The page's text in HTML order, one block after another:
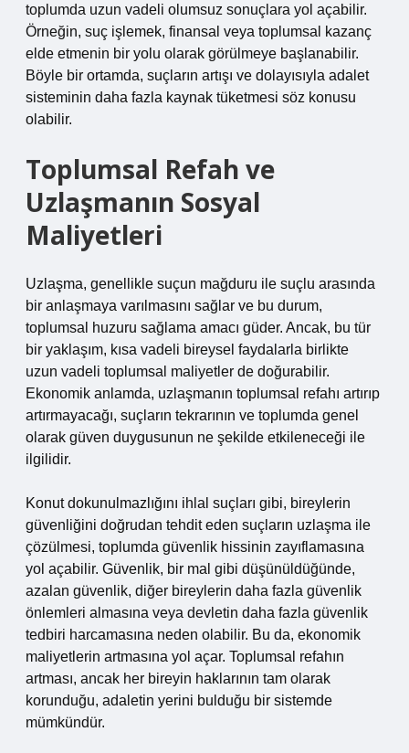
toplumda uzun vadeli olumsuz sonuçlara yol açabilir.
Örneğin, suç işlemek, finansal veya toplumsal kazanç
elde etmenin bir yolu olarak görülmeye başlanabilir.
Böyle bir ortamda, suçların artışı ve dolayısıyla adalet
sisteminin daha fazla kaynak tüketmesi söz konusu
olabilir.
Toplumsal Refah ve
Uzlaşmanın Sosyal
Maliyetleri
Uzlaşma, genellikle suçun mağduru ile suçlu arasında
bir anlaşmaya varılmasını sağlar ve bu durum,
toplumsal huzuru sağlama amacı güder. Ancak, bu tür
bir yaklaşım, kısa vadeli bireysel faydalarla birlikte
uzun vadeli toplumsal maliyetler de doğurabilir.
Ekonomik anlamda, uzlaşmanın toplumsal refahı artırıp
artırmayacağı, suçların tekrarının ve toplumda genel
olarak güven duygusunun ne şekilde etkileneceği ile
ilgilidir.
Konut dokunulmazlığını ihlal suçları gibi, bireylerin
güvenliğini doğrudan tehdit eden suçların uzlaşma ile
çözülmesi, toplumda güvenlik hissinin zayıflamasına
yol açabilir. Güvenlik, bir mal gibi düşünüldüğünde,
azalan güvenlik, diğer bireylerin daha fazla güvenlik
önlemleri almasına veya devletin daha fazla güvenlik
tedbiri harcamasına neden olabilir. Bu da, ekonomik
maliyetlerin artmasına yol açar. Toplumsal refahın
artması, ancak her bireyin haklarının tam olarak
korunduğu, adaletin yerini bulduğu bir sistemde
mümkündür.